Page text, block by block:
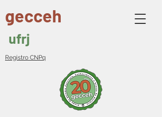
gecceh
ufrj
Registro CNPq